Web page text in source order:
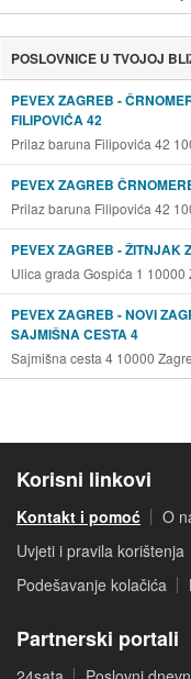
POSLOVNICE U TVOJOJ
PEVEX ZAGREB -
FILIPOVIĆA 42
Prilaz baruna Filipovića 42
PEVEX ZAGREB
Prilaz baruna Filipovića 42
PEVEX ZAGREB - ŽITNJAK
Ulica grada Gospića 1 10000
PEVEX ZAGREB - NOVI
SAJMIŠNA CESTA 4
Sajmišna cesta 4 10000
Korisni linkovi
Kontakt i pomoć O
Uvjeti i pravila korištenja
Podešavanje kolačića
Partnerski portali